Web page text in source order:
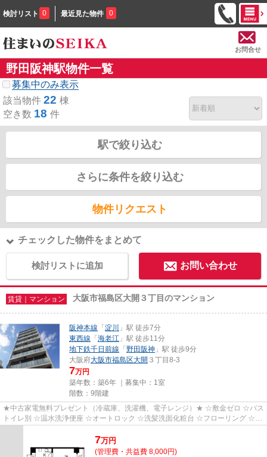
検討リスト 0 最近見た物件 0
お問合せ
野田阪神駅物件一覧
募集中のみ表示
該当物件 22 棟
空き数 18 件
駅で絞り込む
さらに条件を絞り込む
物件リクエスト
チェックした物件をまとめて
検討リストに追加 お問い合わせ
賃貸｜マンション 大阪市福島区大開３丁目のマンション
阪神本線 「 淀川
」駅 徒歩7分
東西線 「 海老江 」駅 徒歩11分
地下鉄千日前線 「 野田阪神 」駅 徒歩9分
大阪府大阪市福島区大開 ３丁目8-3
7万円
築年数：築6年 ｜募集中： 1室
階数：9階建
★中古家電無料プレゼント（冷蔵庫、洗濯機、電子レンジ）★ ☆敷金ゼロ ☆バス
トイレ別 ☆温水洗浄便座 ☆オートロック ☆洗髪洗面化粧台 ☆フローリング ☆エ
7万円
(管理費・共益費 8,000円)